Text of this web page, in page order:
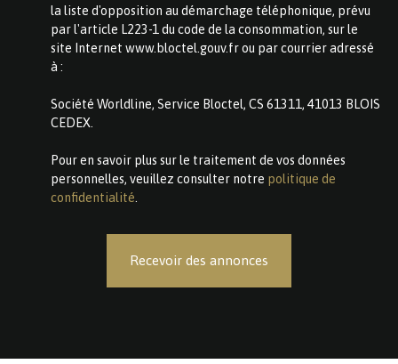
la liste d'opposition au démarchage téléphonique, prévu
par l'article L223-1 du code de la consommation, sur le
site Internet www.bloctel.gouv.fr ou par courrier adressé
à :
Société Worldline, Service Bloctel, CS 61311, 41013 BLOIS
CEDEX.
Pour en savoir plus sur le traitement de vos données
personnelles, veuillez consulter notre politique de
confidentialité
Recevoir des annonces